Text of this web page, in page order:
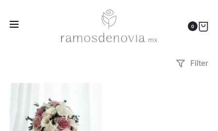
0
clásico Inicio
Filter